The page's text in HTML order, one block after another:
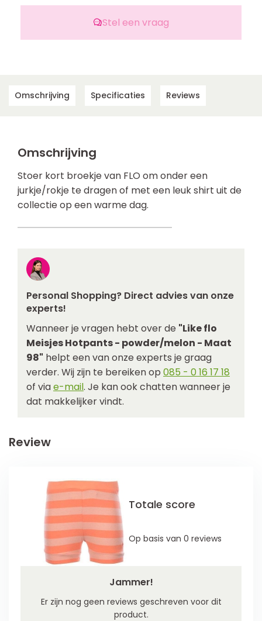
Stel een vraag
Omschrijving Specificaties Reviews
Omschrijving
Stoer kort broekje van FLO om onder een
jurkje/rokje te dragen of met een leuk shirt uit de
collectie op een warme dag.
Personal Shopping? Direct advies van onze
experts!
Wanneer je vragen hebt over de "Like flo
Meisjes Hotpants - powder/melon - Maat
98" helpt een van onze experts je graag
verder. Wij zijn te bereiken op 085 - 0 16 17 18
of viae-mail. Je kan ook chatten wanneer je
dat makkelijker vindt.
Review
Jammer!
Er zijn nog geen reviews geschreven voor dit
product.
Totale score
Op basis van 0 reviews